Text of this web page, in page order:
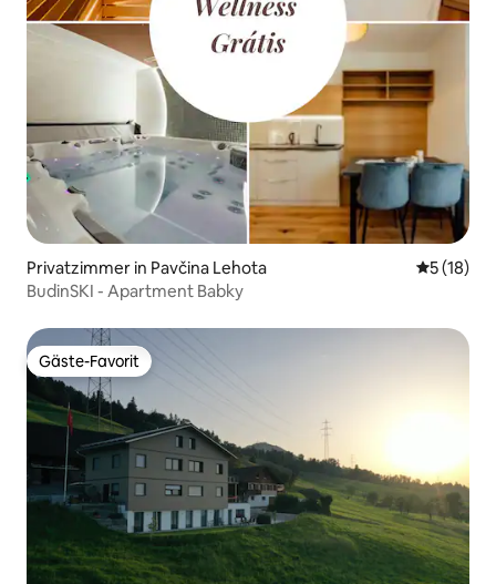
Privatzimmer in Pavčina Lehota
5 (18)
BudinSKI - Apartment Babky
Gäste-Favorit
Gäste-Favorit